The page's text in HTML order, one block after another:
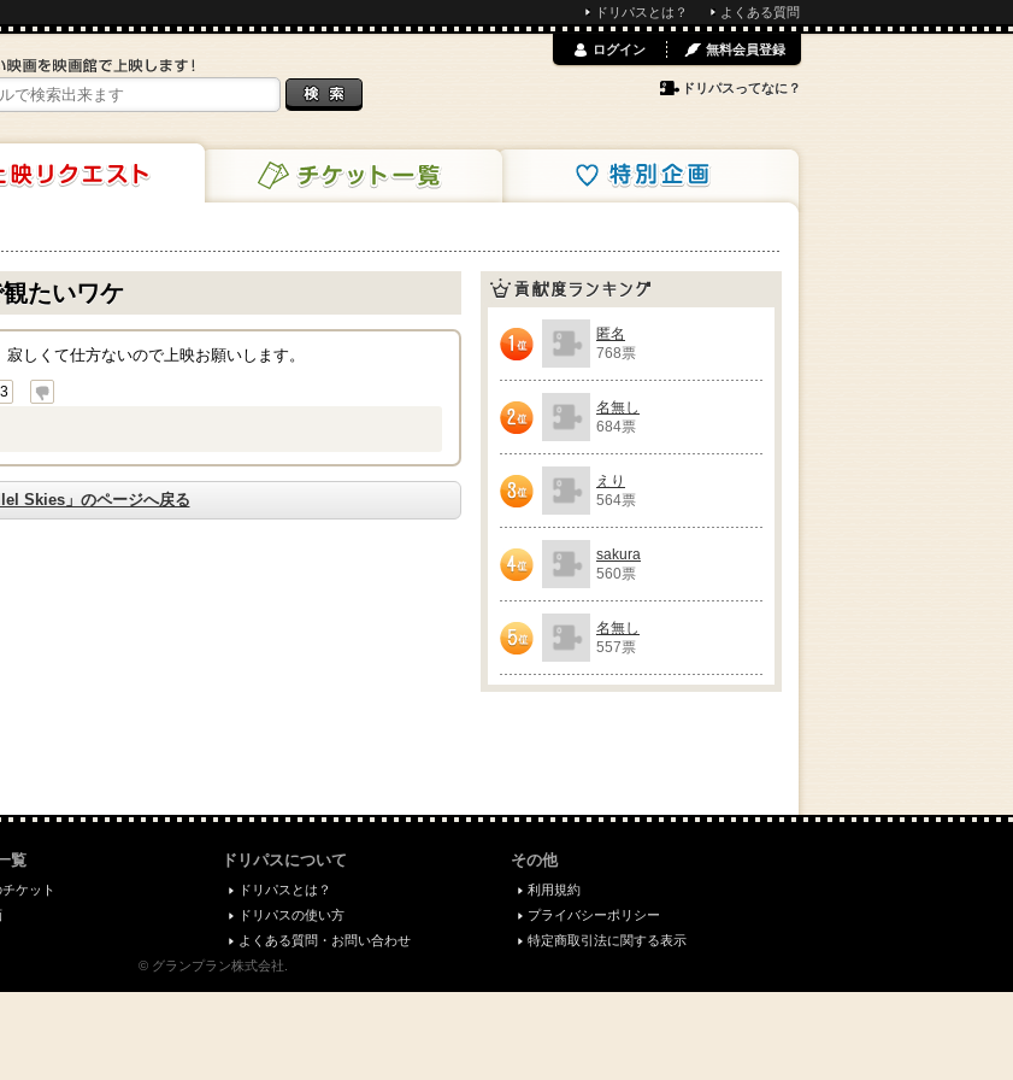
ドリパスとは？ よくある質問
チケット一覧 特別企画
ログイン 無料会員登録
ドリパスってなに？
たいワケ
しくて仕方ないので上映お願いします。
3
Skies」のページへ戻る
貢献度ランキング
1位
匿名
768票
2位
名無し
684票
3位
えり
564票
4位
sakura
560票
5位
名無し
557票
覧
ケット
ドリパスについて
ドリパスとは？
ドリパスの使い方
よくある質問・お問い合わせ
その他
利用規約
プライバシーポリシー
特定商取引法に関する表示
© グランプラン株式会社.